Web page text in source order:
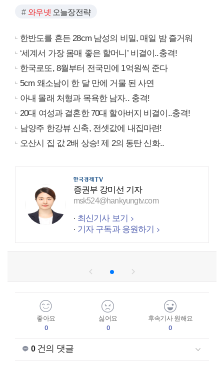
와우넷 오늘장전략
한반도를 흔든 28cm 남성의 비밀, 매일 밤 즐거워
‘세계서 가장 몸매 좋은 할머니’ 비결이..충격!
한국로또, 8월부터 전국민에 1억원씩 준다
5cm 왜소남이 한 달 만에 거물 된 사연
아내 몰래 처형과 목욕한 남자.. 충격!
20대 여성과 결혼한 70대 할아버지 비결이..충격!
남양주 한강뷰 신축, 전셋값에 내집마련!
오산시 집 값 2배 상승! 제 2의 동탄 신화..
증권부 강미선 기자
msk524@hankyungtv.com
최신기사 보기
기자 구독과 응원하기
좋아요
0
싫어요
0
후속기사 원해요
0
0건의 댓글